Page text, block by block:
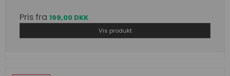
Pris fra 199,00 DKK
Vis produkt